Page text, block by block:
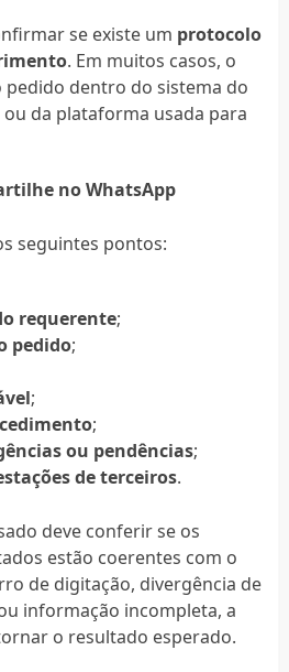
se existe um protocolo
. Em muitos casos, o
pedido dentro do sistema do
da plataforma usada para
no WhatsApp
seguintes pontos:
requerente;
pedido;
;
;
ou pendências;
de terceiros.
deve conferir se os
estão coerentes com o
de digitação, divergência de
informação incompleta, a
o resultado esperado.